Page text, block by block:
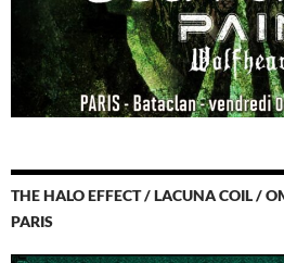
THE HALO EFFECT / LACUNA COIL /
PARIS